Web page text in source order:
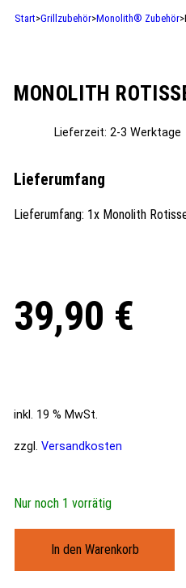
Start>Grillzubehör>Monolith® Zubehör>
MONOLITH
Lieferzeit: 2-3 Werktage
Lieferumfang
Lieferumfang: 1x Monolith
39,90 €
inkl. 19 % MwSt.
zzgl. Versandkosten
Nur noch 1 vorrätig
In den Warenkorb